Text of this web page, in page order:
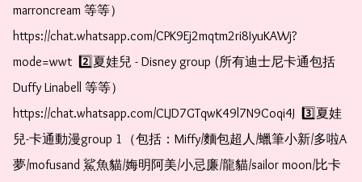
marroncream 等等）
https://chat.whatsapp.com/CPK9Ej2mqtm2ri8IyuKAWj?
mode=wwt  2️⃣夏娃兒 - Disney group (所有迪士尼卡通包括
Duffy Linabell 等等）
https://chat.whatsapp.com/CLJD7GTqwK49l7N9Coqi4J  3️⃣夏娃
兒-卡通動漫group 1（包括：Miffy/麵包超人/蠟筆小新/多啦A
夢/mofusand 鯊魚貓/娒明阿美/小忌廉/龍貓/sailor moon/比卡